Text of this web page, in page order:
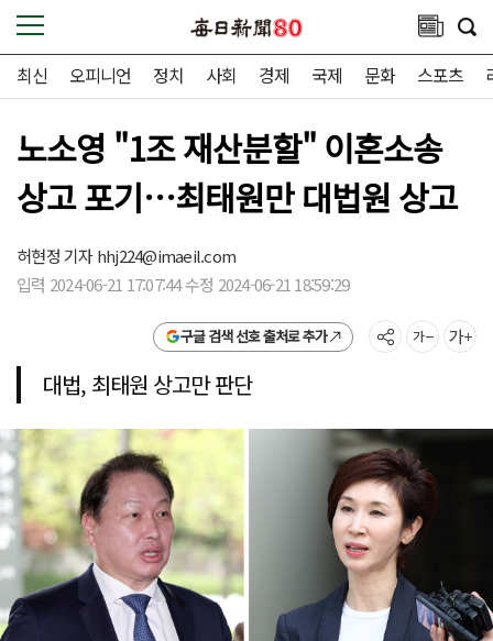
최신 오피니언 정치 사회 경제 국제 문화 스포츠
노소영 "1조 재산분할" 이혼소송
상고 포기…최태원만 대법원 상고
허현정 기자hhj224@imaeil.com
입력 2024-06-21 17:07:44 수정 2024-06-21 18:59:29
구글 검색 선호 출처로 추가
대법, 최태원 상고만 판단